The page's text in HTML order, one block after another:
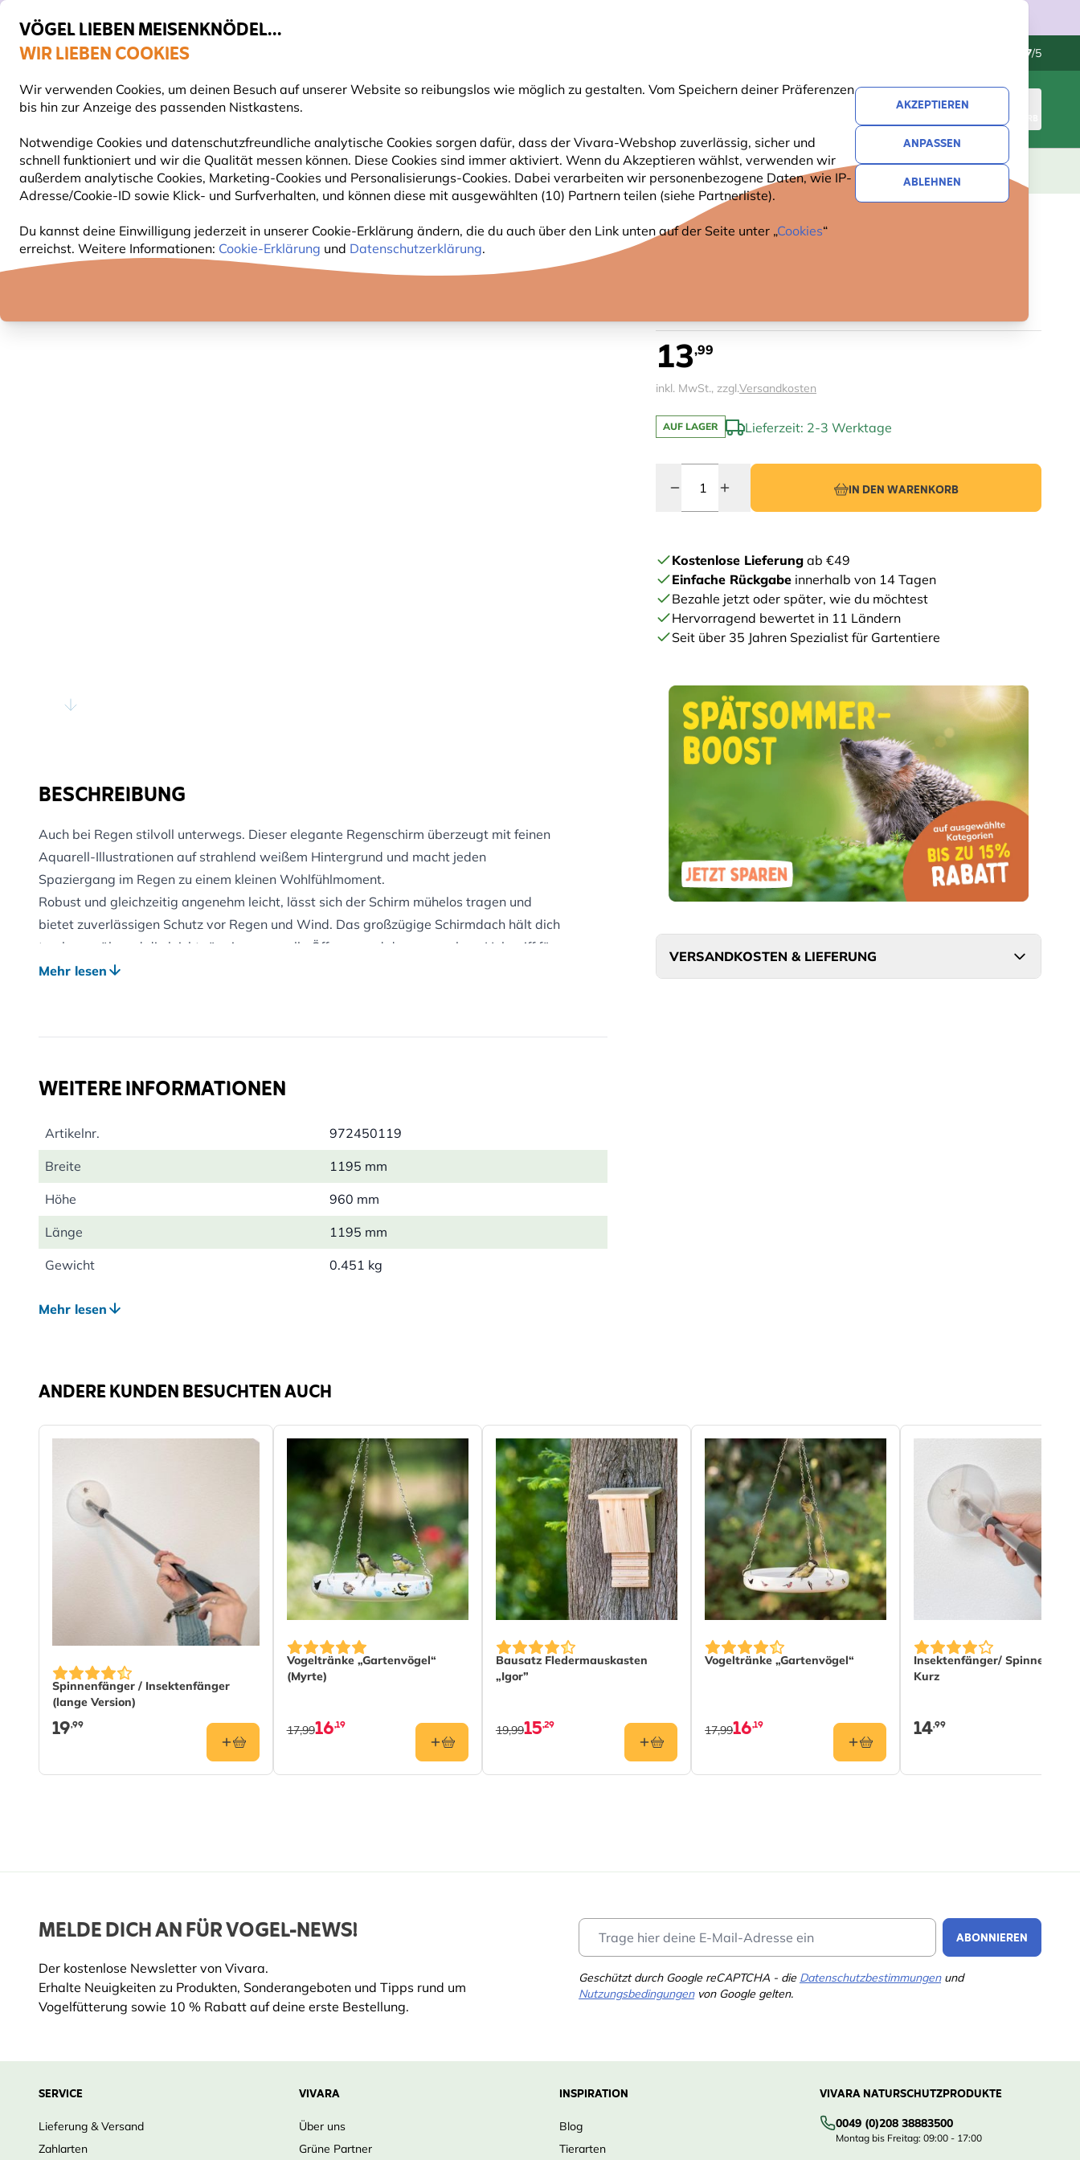
VÖGEL LIEBEN MEISENKNÖDEL...
WIR LIEBEN COOKIES
Wir verwenden Cookies, um deinen Besuch auf unserer Website so reibungslos wie möglich zu gestalten. Vom Speichern deiner Präferenzen
bis hin zur Anzeige des passenden Nistkastens.
Notwendige Cookies und datenschutzfreundliche analytische Cookies sorgen dafür, dass der Vivara-Webshop zuverlässig, sicher und
schnell funktioniert und wir die Qualität messen können. Diese Cookies sind immer aktiviert. Wenn du Akzeptieren wählst, verwenden wir
außerdem analytische Cookies, Marketing-Cookies und Personalisierungs-Cookies. Dabei verarbeiten wir personenbezogene Daten, wie IP-
Adresse/Cookie-ID sowie Klick- und Surfverhalten, und können diese mit ausgewählten (10) Partnern teilen (siehe Partnerliste).
Du kannst deine Einwilligung jederzeit in unserer Cookie-Erklärung ändern, die du auch über den Link unten auf der Seite unter „Cookies“
erreichst. Weitere Informationen: Cookie-Erklärung und Datenschutzerklärung.
AKZEPTIEREN
ANPASSEN
ABLEHNEN
Top-bewertet in 11 Ländern
Gratis Versand ab 49 € 4.7/5
Suche
WARENKORB
VOGELFUTTER FUTTERHÄUSER NISTKÄSTEN GARTENTIERE PFLANZEN NATURBEOBACHTUNG GESCHENKE NEUHEITEN ANGEBOTE
13,99
inkl. MwSt., zzgl.Versandkosten
AUF LAGER Lieferzeit: 2-3 Werktage
IN DEN WARENKORB
Kostenlose Lieferung ab €49
Einfache Rückgabe innerhalb von 14 Tagen
Bezahle jetzt oder später, wie du möchtest
Hervorragend bewertet in 11 Ländern
Seit über 35 Jahren Spezialist für Gartentiere
VERSANDKOSTEN & LIEFERUNG
BESCHREIBUNG
Auch bei Regen stilvoll unterwegs. Dieser elegante Regenschirm überzeugt mit feinen
Aquarell-Illustrationen auf strahlend weißem Hintergrund und macht jeden
Spaziergang im Regen zu einem kleinen Wohlfühlmoment.
Robust und gleichzeitig angenehm leicht, lässt sich der Schirm mühelos tragen und
bietet zuverlässigen Schutz vor Regen und Wind. Das großzügige Schirmdach hält dich
trocken, während die leichtgängige manuelle Öffnung und der angenehme Holzgriff für
hohen Komfort sorgen – auch bei längeren Spaziergängen.
Mehr lesen
WEITERE INFORMATIONEN
Artikelnr. 972450119
Breite 1195 mm
Höhe 960 mm
Länge 1195 mm
Gewicht 0.451 kg
Mehr lesen
ANDERE KUNDEN BESUCHTEN AUCH
Spinnenfänger / Insektenfänger
(lange Version)
19,99
Vogeltränke „Gartenvögel“
(Myrte)
16,19
17,99
Bausatz Fledermauskasten
„Igor”
15,29
19,99
Vogeltränke „Gartenvögel“
16,19
17,99
Insektenfänger/
Kurz
14,99
MELDE DICH AN FÜR VOGEL-NEWS!
Der kostenlose Newsletter von Vivara.
Erhalte Neuigkeiten zu Produkten, Sonderangeboten und Tipps rund um
Vogelfütterung sowie 10 % Rabatt auf deine erste Bestellung.
ABONNIEREN
Geschützt durch Google reCAPTCHA - die Datenschutzbestimmungenund
Nutzungsbedingungenvon Google gelten.
SERVICE
Lieferung & Versand
Zahlarten
VIVARA
Über uns
Grüne Partner
INSPIRATION
Blog
Tierarten
VIVARA NATURSCHUTZPRODUKTE
0049 (0)208 38883500
Montag bis Freitag: 09:00 - 17:00